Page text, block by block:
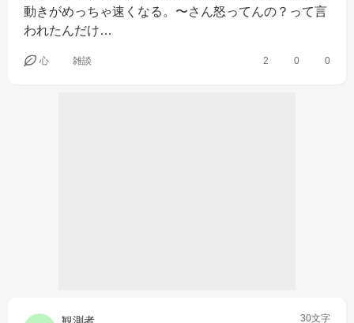
動きがめっちゃ速くなる。〜さん怒ってんの？って言
われたんだけ…
心 雑談 2 0 0
30文字